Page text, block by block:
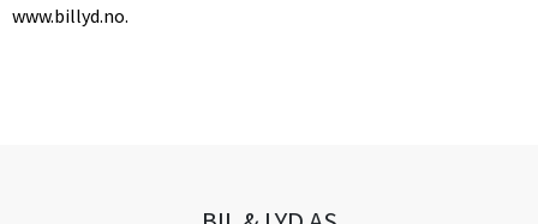
www.billyd.no.